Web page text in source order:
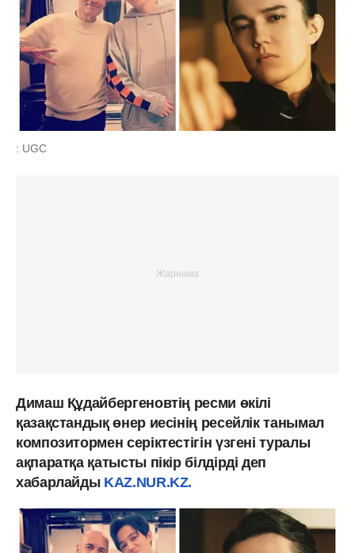
: UGC
Димаш Құдайбергеновтің ресми өкілі
қазақстандық өнер иесінің ресейлік танымал
композитормен серіктестігін үзгені туралы
ақпаратқа қатысты пікір білдірді деп
хабарлайды KAZ.NUR.KZ.